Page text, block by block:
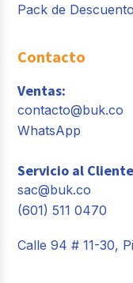
Pack de
Contacto
Ventas:
contacto@buk.co
WhatsApp
Servicio al Cliente
sac@buk.co
(601) 511 0470
Calle 94 # 11-30,